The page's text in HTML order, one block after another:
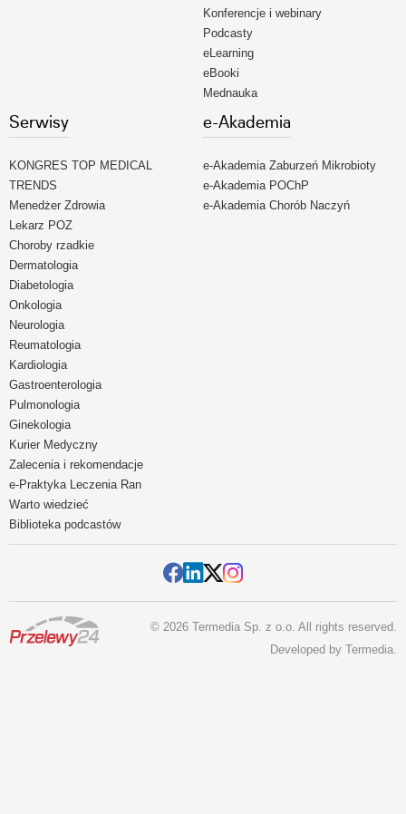
Konferencje i webinary
Podcasty
eLearning
eBooki
Mednauka
Serwisy
KONGRES TOP MEDICAL
TRENDS
Menedżer Zdrowia
Lekarz POZ
Choroby rzadkie
Dermatologia
Diabetologia
Onkologia
Neurologia
Reumatologia
Kardiologia
Gastroenterologia
Pulmonologia
Ginekologia
Kurier Medyczny
Zalecenia i rekomendacje
e-Praktyka Leczenia Ran
Warto wiedzieć
Biblioteka podcastów
e-Akademia
e-Akademia Zaburzeń Mikrobioty
e-Akademia POChP
e-Akademia Chorób Naczyń
© 2026 Termedia Sp. z o.o. All rights reserved.
Developed by Termedia.